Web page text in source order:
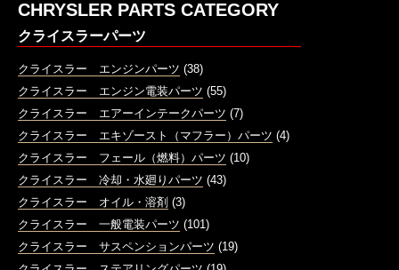
CHRYSLER PARTS CATEGORY
クライスラーパーツ
クライスラー エンジンパーツ (38)
クライスラー エンジン電装パーツ (55)
クライスラー エアーインテークパーツ (7)
クライスラー エキゾースト（マフラー）パーツ (4)
クライスラー フェール（燃料）パーツ (10)
クライスラー 冷却・水廻りパーツ (43)
クライスラー オイル・溶剤 (3)
クライスラー 一般電装パーツ (101)
クライスラー サスペンションパーツ (19)